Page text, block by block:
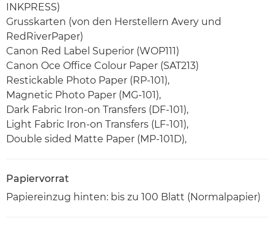
INKPRESS)
Grusskarten (von den Herstellern Avery und
RedRiverPaper)
Canon Red Label Superior (WOP111)
Canon Oce Office Colour Paper (SAT213)
Restickable Photo Paper (RP-101),
Magnetic Photo Paper (MG-101),
Dark Fabric Iron-on Transfers (DF-101),
Light Fabric Iron-on Transfers (LF-101),
Double sided Matte Paper (MP-101D),
Papiervorrat
Papiereinzug hinten: bis zu 100 Blatt (Normalpapier)